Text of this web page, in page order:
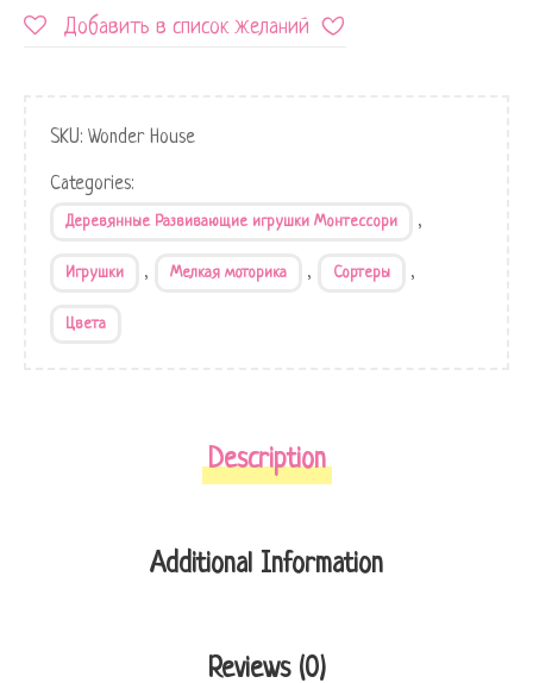
Добавить в список желаний
SKU: Wonder House
Categories:
Деревянные Развивающие игрушки Монтессори ,
Игрушки , Мелкая моторика , Сортеры ,
Цвета
Description
Additional Information
Reviews (0)